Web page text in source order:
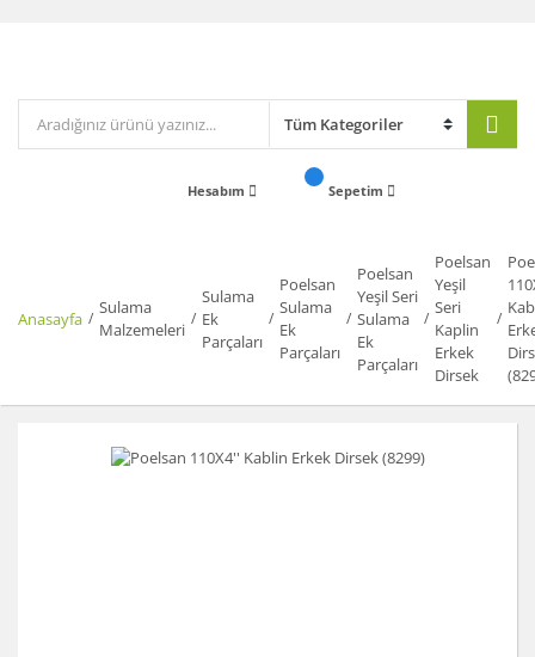
Hesabım Sepetim
Anasayfa
Sulama
Malzemeleri
Sulama
Ek
Parçaları
Poelsan
Sulama
Ek
Parçaları
Poelsan
Yeşil Seri
Sulama
Ek
Parçaları
Poelsan
Yeşil
Seri
Kaplin
Erkek
Dirsek